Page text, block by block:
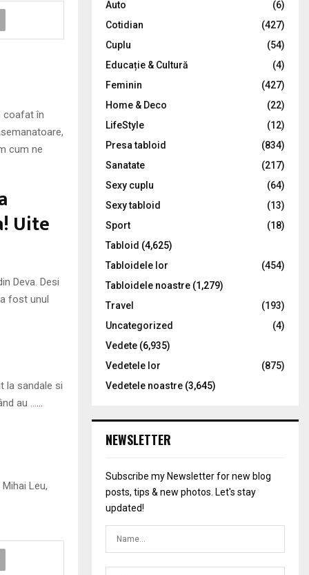
coafat în
cum ne
Uite
Deva. Desi
fost unul
la sandale si
au …
Leu,
:
C
Auto
(6)
Cotidian
(427)
Cuplu
(54)
Educație & Cultură
(4)
Feminin
(427)
Home & Deco
(22)
LifeStyle
(12)
Presa tabloid
(834)
Sanatate
(217)
Sexy cuplu
(64)
Sexy tabloid
(13)
Sport
(18)
Tabloid (4,625)
Tabloidele lor
(454)
Tabloidele noastre (1,279)
Travel
(193)
Uncategorized
(4)
Vedete (6,935)
Vedetele lor
(875)
Vedetele noastre (3,645)
NEWSLETTER
Subscribe my Newsletter for new blog
posts, tips & new photos. Let's stay
updated!